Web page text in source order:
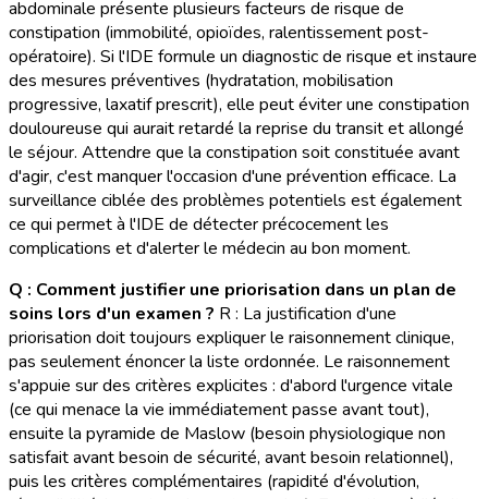
abdominale présente plusieurs facteurs de risque de
constipation (immobilité, opioïdes, ralentissement post-
opératoire). Si l'IDE formule un diagnostic de risque et instaure
des mesures préventives (hydratation, mobilisation
progressive, laxatif prescrit), elle peut éviter une constipation
douloureuse qui aurait retardé la reprise du transit et allongé
le séjour. Attendre que la constipation soit constituée avant
d'agir, c'est manquer l'occasion d'une prévention efficace. La
surveillance ciblée des problèmes potentiels est également
ce qui permet à l'IDE de détecter précocement les
complications et d'alerter le médecin au bon moment.
Q : Comment justifier une priorisation dans un plan de
soins lors d'un examen ? R : La justification d'une
priorisation doit toujours expliquer le raisonnement clinique,
pas seulement énoncer la liste ordonnée. Le raisonnement
s'appuie sur des critères explicites : d'abord l'urgence vitale
(ce qui menace la vie immédiatement passe avant tout),
ensuite la pyramide de Maslow (besoin physiologique non
satisfait avant besoin de sécurité, avant besoin relationnel),
puis les critères complémentaires (rapidité d'évolution,